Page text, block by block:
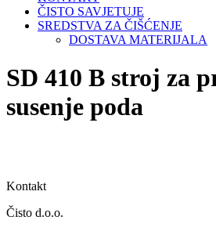
ČISTO SAVJETUJE
SREDSTVA ZA ČIŠĆENJE
DOSTAVA MATERIJALA
SD 410 B stroj za
susenje poda
Kontakt
Čisto d.o.o.